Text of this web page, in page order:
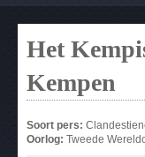
Het
Kempen
Soort pers:
Oorlog: Tweede